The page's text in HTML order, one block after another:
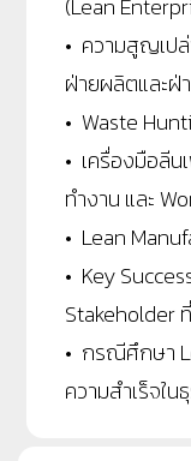
(Lean
• ความสูญเปล่
ฝ่ายผลิตและฝ่
• Waste
• เครื่องมือลี
ทำงาน และ
• Lean
• Key
Stakeholder
• กรณีศึกษา
ความสำเร็จใ